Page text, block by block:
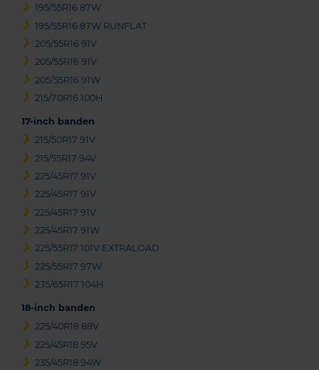
195/55R16 87W
195/55R16 87W RUNFLAT
205/55R16 91V
205/55R16 91V
205/55R16 91W
215/70R16 100H
17-inch banden
215/50R17 91V
215/55R17 94V
225/45R17 91V
225/45R17 91V
225/45R17 91V
225/45R17 91W
225/55R17 101V EXTRALOAD
225/55R17 97W
235/65R17 104H
18-inch banden
225/40R18 88V
225/45R18 95V
235/45R18 94W